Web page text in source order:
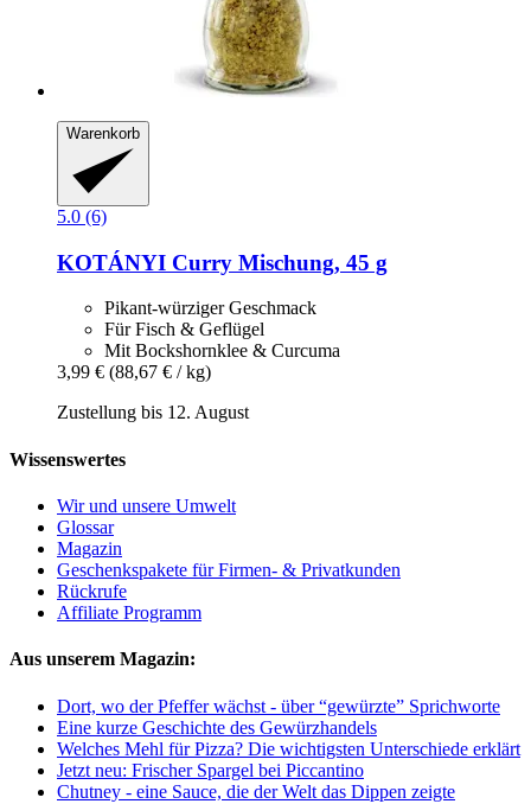
Warenkorb
5.0 (6)
KOTÁNYI Curry Mischung, 45 g
Pikant-würziger Geschmack
Für Fisch & Geflügel
Mit Bockshornklee & Curcuma
3,99 € (88,67 € / kg)
Zustellung bis 12. August
Wissenswertes
Wir und unsere Umwelt
Glossar
Magazin
Geschenkspakete für Firmen- & Privatkunden
Rückrufe
Affiliate Programm
Aus unserem Magazin:
Dort, wo der Pfeffer wächst - über “gewürzte” Sprichworte
Eine kurze Geschichte des Gewürzhandels
Welches Mehl für Pizza? Die wichtigsten Unterschiede erklärt
Jetzt neu: Frischer Spargel bei Piccantino
Chutney - eine Sauce, die der Welt das Dippen zeigte